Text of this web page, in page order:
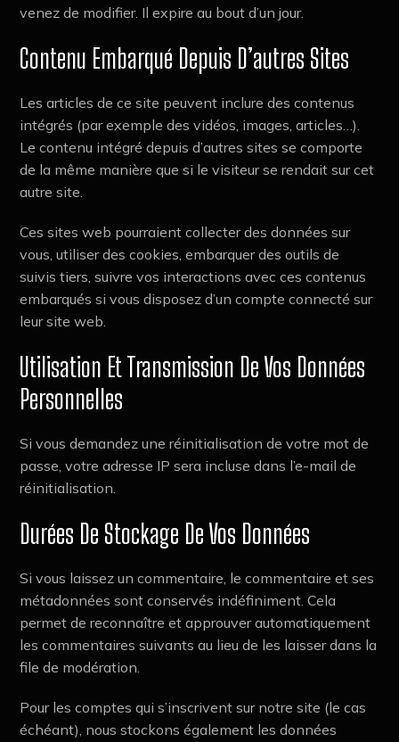
venez de modifier. Il expire au bout d’un jour.
Contenu Embarqué Depuis D’autres Sites
Les articles de ce site peuvent inclure des contenus
intégrés (par exemple des vidéos, images, articles…).
Le contenu intégré depuis d’autres sites se comporte
de la même manière que si le visiteur se rendait sur cet
autre site.
Ces sites web pourraient collecter des données sur
vous, utiliser des cookies, embarquer des outils de
suivis tiers, suivre vos interactions avec ces contenus
embarqués si vous disposez d’un compte connecté sur
leur site web.
Utilisation Et Transmission De Vos Données
Personnelles
Si vous demandez une réinitialisation de votre mot de
passe, votre adresse IP sera incluse dans l’e-mail de
réinitialisation.
Durées De Stockage De Vos Données
Si vous laissez un commentaire, le commentaire et ses
métadonnées sont conservés indéfiniment. Cela
permet de reconnaître et approuver automatiquement
les commentaires suivants au lieu de les laisser dans la
file de modération.
Pour les comptes qui s’inscrivent sur notre site (le cas
échéant), nous stockons également les données